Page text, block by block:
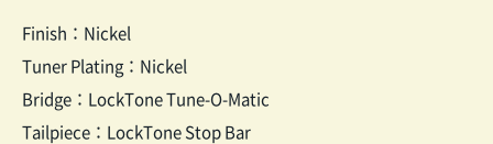
Finish：Nickel
Tuner Plating：Nickel
Bridge：LockTone Tune-O-Matic
Tailpiece：LockTone Stop Bar